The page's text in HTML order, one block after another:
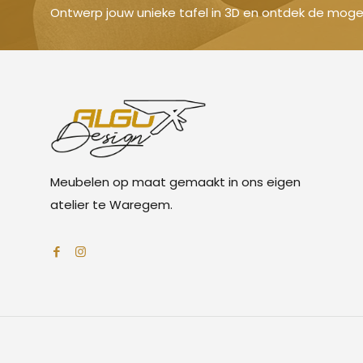
Ontwerp jouw unieke tafel in 3D en ontdek de
Meubelen op maat gemaakt in ons eigen
atelier te Waregem.